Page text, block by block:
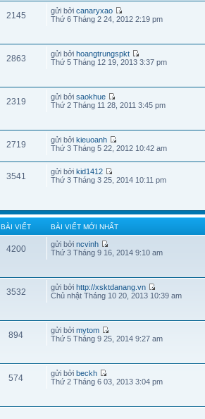
2145 gửi bởicanaryxao
Thứ 6 Tháng 2 24, 2012 2:19 pm
2863 gửi bởihoangtrungspkt
Thứ 5 Tháng 12 19, 2013 3:37 pm
2319 gửi bởisaokhue
Thứ 2 Tháng 11 28, 2011 3:45 pm
2719 gửi bởikieuoanh
Thứ 3 Tháng 5 22, 2012 10:42 am
3541 gửi bởikid1412
Thứ 3 Tháng 3 25, 2014 10:11 pm
BÀI VIẾT BÀI VIẾT MỚI NHẤT
4200 gửi bởincvinh
Thứ 3 Tháng 9 16, 2014 9:10 am
3532 gửi bởihttp://xsktdanang.vn
Chủ nhật Tháng 10 20, 2013 10:39 am
894 gửi bởimytom
Thứ 5 Tháng 9 25, 2014 9:27 am
574 gửi bởibeckh
Thứ 2 Tháng 6 03, 2013 3:04 pm